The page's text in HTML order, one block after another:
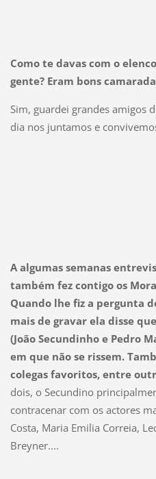
Como te davas com o
gente? Eram bons
Sim, guardei grandes amigos
dia nos juntamos e
A algumas semanas
também fez contigo os
Quando lhe fiz a pergunta
mais de gravar ela disse
(João Secundinho e Pedro
em que não se rissem.
colegas favoritos, entre
dois, o Secundino
contracenar com os actores
Costa, Maria Emilia Correia,
Breyner....